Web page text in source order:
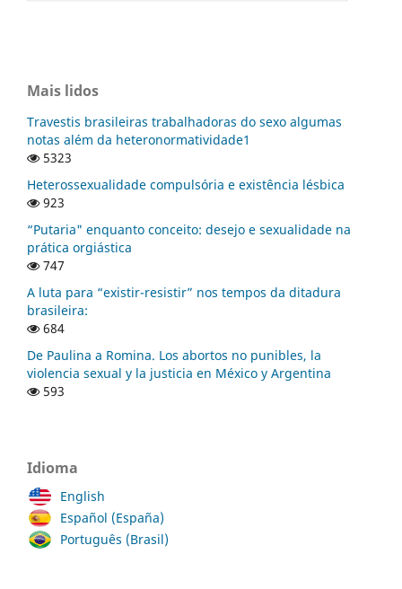
Mais lidos
Travestis brasileiras trabalhadoras do sexo algumas
notas além da heteronormatividade1
5323
Heterossexualidade compulsória e existência lésbica
923
“Putaria" enquanto conceito: desejo e sexualidade na
prática orgiástica
747
A luta para “existir-resistir” nos tempos da ditadura
brasileira:
684
De Paulina a Romina. Los abortos no punibles, la
violencia sexual y la justicia en México y Argentina
593
Idioma
English
Español (España)
Português (Brasil)